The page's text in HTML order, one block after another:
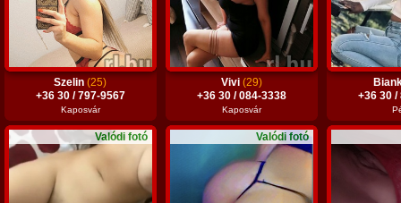
Szelin(25)
+36 30 / 797-9567
Kaposvár
Vivi (29)
+36 30 / 084-3338
Kaposvár
+36 30 /
Valódi fotó Valódi fotó